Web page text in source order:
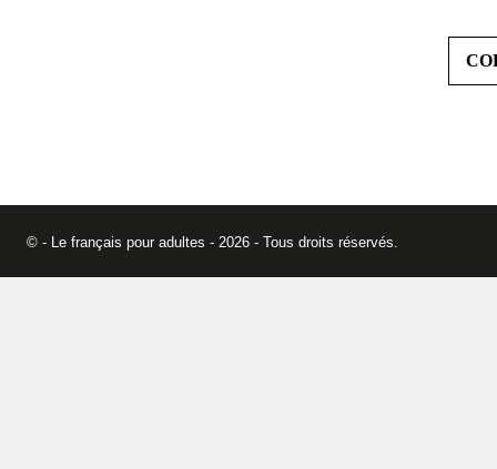
© - Le français pour adultes - 2026 - Tous droits réservés.